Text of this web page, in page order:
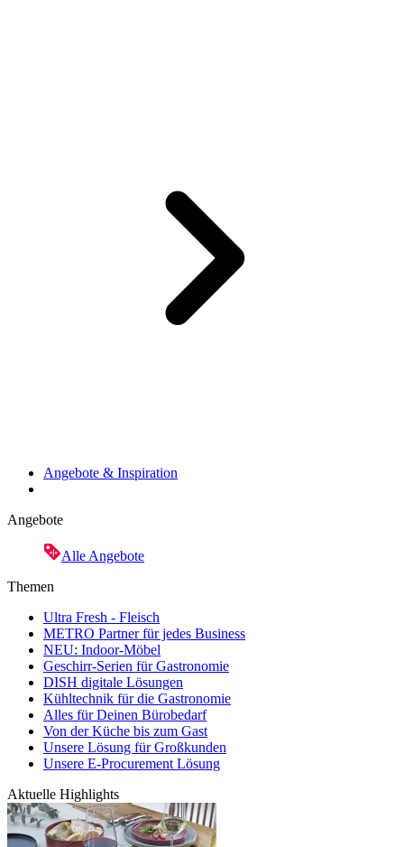
Angebote & Inspiration
Angebote
Alle Angebote
Themen
Ultra Fresh - Fleisch
METRO Partner für jedes Business
NEU: Indoor-Möbel
Geschirr-Serien für Gastronomie
DISH digitale Lösungen
Kühltechnik für die Gastronomie
Alles für Deinen Bürobedarf
Von der Küche bis zum Gast
Unsere Lösung für Großkunden
Unsere E-Procurement Lösung
Aktuelle Highlights